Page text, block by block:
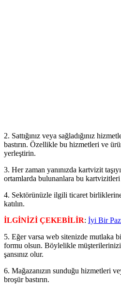
2. Sattığınız veya sağladığınız
bastırın. Özellikle bu hizmetleri ve
yerleştirin.
3. Her zaman yanınızda kartvizit
ortamlarda bulunanlara bu kartvizitleri
4. Sektörünüzle ilgili ticaret
katılın.
İLGİNİZİ ÇEKEBİLİR: İyi Bir
5. Eğer varsa web sitenizde mutlaka
formu olsun. Böylelikle
şansınız olur.
6. Mağazanızın sunduğu hizmetleri
broşür bastırın.